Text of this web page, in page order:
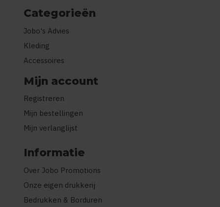
Categorieën
Jobo's Advies
Kleding
Accessoires
Mijn account
Registreren
Mijn bestellingen
Mijn verlanglijst
Informatie
Over Jobo Promotions
Onze eigen drukkerij
Bedrukken & Borduren